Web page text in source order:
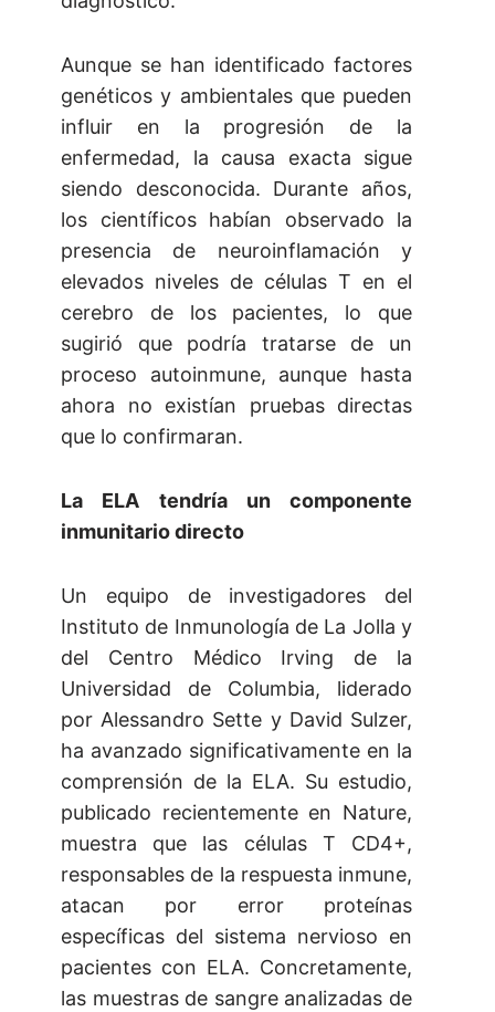
Aunque se han identificado factores
genéticos y ambientales que pueden
influir en la progresión de la
enfermedad, la causa exacta sigue
siendo desconocida. Durante años,
los científicos habían observado la
presencia de neuroinflamación y
elevados niveles de células T en el
cerebro de los pacientes, lo que
sugirió que podría tratarse de un
proceso autoinmune, aunque hasta
ahora no existían pruebas directas
que lo confirmaran.
La ELA tendría un componente
inmunitario directo
Un equipo de investigadores del
Instituto de Inmunología de La Jolla y
del Centro Médico Irving de la
Universidad de Columbia, liderado
por Alessandro Sette y David Sulzer,
ha avanzado significativamente en la
comprensión de la ELA. Su estudio,
publicado recientemente en Nature,
muestra que las células T CD4+,
responsables de la respuesta inmune,
atacan por error proteínas
específicas del sistema nervioso en
pacientes con ELA. Concretamente,
las muestras de sangre analizadas de